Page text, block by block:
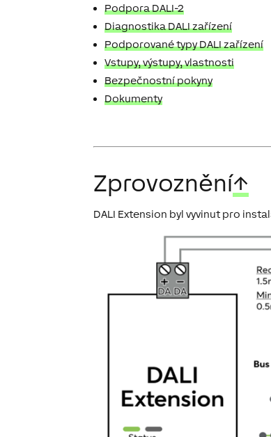
Podpora DALI-2
Diagnostika DALI zařízení
Podporované typy DALI zařízení
Vstupy, výstupy, vlastnosti
Bezpečnostní pokyny
Dokumenty
Zprovoznění↑
DALI Extension byl vyvinut pro